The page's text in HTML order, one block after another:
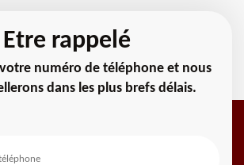
Etre rappelé
votre numéro de téléphone et nous
dans les plus brefs délais.